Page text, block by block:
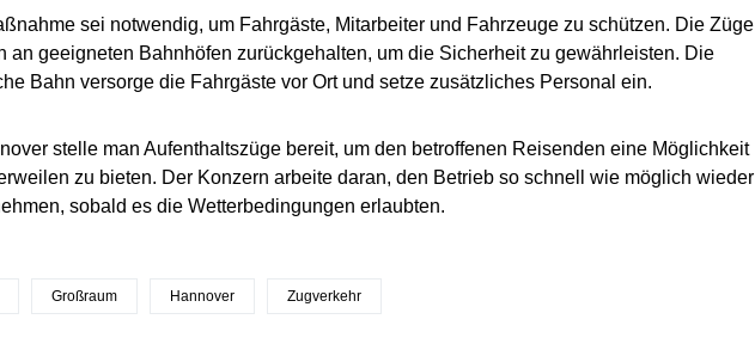
sei notwendig, um Fahrgäste, Mitarbeiter und Fahrzeuge zu schützen. Die Züge
an geeigneten Bahnhöfen zurückgehalten, um die Sicherheit zu gewährleisten. Die
Bahn versorge die Fahrgäste vor Ort und setze zusätzliches Personal ein.
stelle man Aufenthaltszüge bereit, um den betroffenen Reisenden eine Möglichkeit
zu bieten. Der Konzern arbeite daran, den Betrieb so schnell wie möglich wieder
sobald es die Wetterbedingungen erlaubten.
Großraum Hannover Zugverkehr